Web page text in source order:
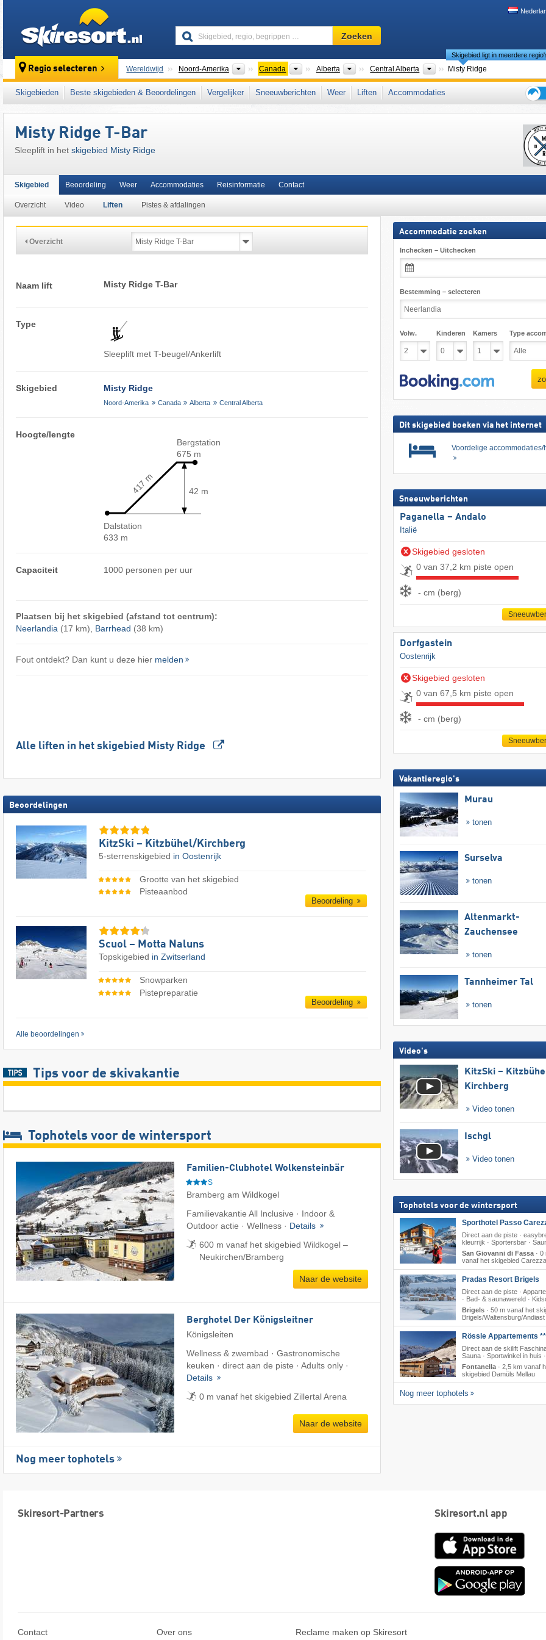
Skigebied,
regio,
…
Zoeken
Regio selecteren Wereldwijd Noord-Amerika Continenten
Canada LandenAlberta Provincies
Central Alberta Regio's
Skigebied ligt in meerdere
Misty Ridge
Dit skigebied ligt ook in: Canadian Prairies West-Canada
Skigebieden Beste skigebieden & Beoordelingen Vergelijker Sneeuwberichten Weer Liften
Accommodaties
de
Misty Ridge T-Bar
Sleeplift in het skigebied Misty Ridge
Skigebied
Overzicht Video Liften Pistes & afdalingen
Beoordeling Weer Accommodaties Reisinformatie Contact
Overzicht
Naam lift Misty Ridge T-Bar
Type
Sleeplift met T-beugel/Ankerlift
Skigebied Misty Ridge
Noord-Amerika Canada Alberta Central Alberta
Hoogte/lengte
Dalstation
633 m
Bergstation
675 m
42 m
417 m
Capaciteit 1000 personen per uur
Plaatsen bij het skigebied (afstand tot centrum):
Neerlandia(17 km), Barrhead (38 km)
Fout ontdekt? Dan kunt u deze hier melden
Alle liften in het skigebied Misty Ridge
Beoordelingen
KitzSki – Kitzbühel/​Kirchberg
5-sterrenskigebied in Oostenrijk
Grootte van het skigebied
Pisteaanbod
Beoordeling
Scuol – Motta Naluns
Topskigebied in Zwitserland
Snowparken
Pistepreparatie
Beoordeling
Alle beoordelingen
Tips voor de skivakantie
Tophotels voor de wintersport
Familien-Clubhotel Wolkensteinbär
S
Bramberg am Wildkogel
Familievakantie All Inclusive · Indoor &
Outdoor actie · Wellness · Details
600 m vanaf het skigebied Wildkogel –
Neukirchen/​Bramberg
Naar de website
Berghotel Der Königsleitner
Königsleiten
Wellness & zwembad · Gastronomische
keuken · direct aan de piste · Adults only ·
Details
0 m vanaf het skigebied Zillertal Arena
Naar de website
Nog meer tophotels
Accommodatie zoeken
Inchecken – Uitchecken
Bestemming – selecteren
Volw. Kinderen Kamers Type
Dit skigebied boeken via het internet
Voordelige accommodaties/
Sneeuwberichten
Paganella – Andalo
Italië
Skigebied gesloten
0 van 37,2 km piste open
- cm (berg)
Dorfgastein
Oostenrijk
Skigebied gesloten
0 van 67,5 km piste open
- cm (berg)
Vakantieregio's
Murau
tonen
Surselva
tonen
Altenmarkt-
Zauchensee
tonen
Tannheimer Tal
tonen
Video's
KitzSki –
Kirchberg
Video tonen
Ischgl
Video tonen
Tophotels voor de wintersport
Sporthotel Passo
Direct aan de piste ·
kleurrijk · Sportersbar ·
San Giovanni di Fassa· 0
vanaf het skigebied Carezza
Pradas Resort Brigels
Direct aan de piste ·
· Bad- & saunawereld ·
Brigels· 50 m vanaf het
Brigels/​Waltensburg/​Andiast
Rössle Appartements
Direct aan de skilift
Sauna · Sportwinkel in huis
Fontanella · 2,5 km vanaf
skigebied Damüls Mellau
Nog meer tophotels
Skiresort-Partners Skiresort.nl app
App
Contact Over ons Reclame maken op Skiresort